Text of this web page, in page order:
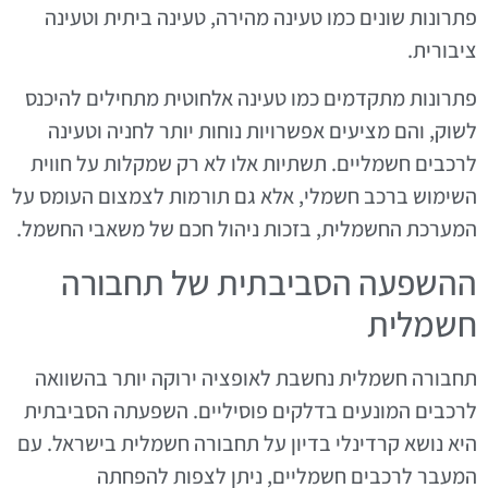
פתרונות שונים כמו טעינה מהירה, טעינה ביתית וטעינה
ציבורית.
פתרונות מתקדמים כמו טעינה אלחוטית מתחילים להיכנס
לשוק, והם מציעים אפשרויות נוחות יותר לחניה וטעינה
לרכבים חשמליים. תשתיות אלו לא רק שמקלות על חווית
השימוש ברכב חשמלי, אלא גם תורמות לצמצום העומס על
המערכת החשמלית, בזכות ניהול חכם של משאבי החשמל.
ההשפעה הסביבתית של תחבורה
חשמלית
תחבורה חשמלית נחשבת לאופציה ירוקה יותר בהשוואה
לרכבים המונעים בדלקים פוסיליים. השפעתה הסביבתית
היא נושא קרדינלי בדיון על תחבורה חשמלית בישראל. עם
המעבר לרכבים חשמליים, ניתן לצפות להפחתה